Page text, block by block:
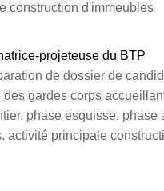
construction d'immeubles
projeteuse du BTP
de dossier de
gardes corps
phase esquisse, phase
activité principale